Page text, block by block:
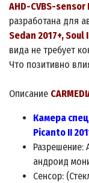
AHD-CVBS-
разработана для
Sedan 2017+, Soul
вида не требует
Что позитивно
Описание
Камера с
Picanto II
Разрешение:
андроид
Сенсор: (